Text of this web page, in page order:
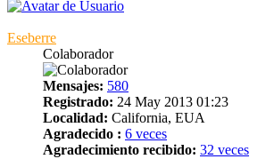
Eseberre
Colaborador
Mensajes: 580
Registrado: 24 May 2013 01:23
Localidad: California, EUA
Agradecido : 6 veces
Agradecimiento recibido: 32 veces